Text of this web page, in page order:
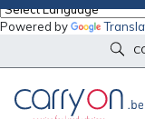
Powered by
PELUCHES & GOODIES
Vêtements de
Pantalon de travail